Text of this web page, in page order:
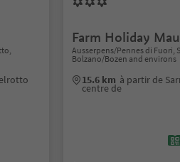
Farm Holiday
Ausserpens/Pennes di Fuori,
Bolzano/Bozen and environs
15.6 km à partir de
centre de